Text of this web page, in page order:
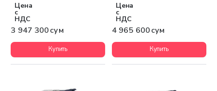
Цена
с
НДС
3 947 300 сум
Купить
Цена
с
НДС
4 965 600 сум
Купить